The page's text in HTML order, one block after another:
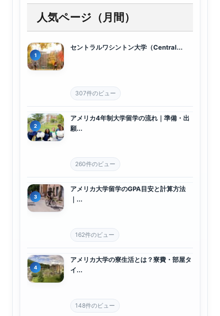
人気ページ（月間）
セントラルワシントン大学（Central...
307件のビュー
アメリカ4年制大学留学の流れ｜準備・出
願...
260件のビュー
アメリカ大学留学のGPA目安と計算方法
｜...
162件のビュー
アメリカ大学の寮生活とは？寮費・部屋タ
イ...
148件のビュー